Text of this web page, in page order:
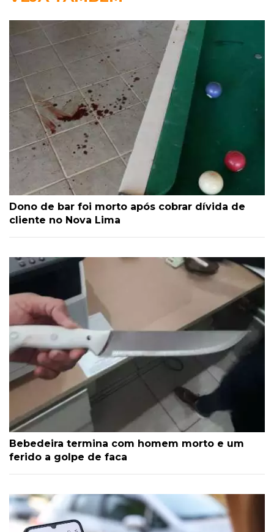
Dono de bar foi morto após cobrar dívida de
cliente no Nova Lima
Bebedeira termina com homem morto e um
ferido a golpe de faca